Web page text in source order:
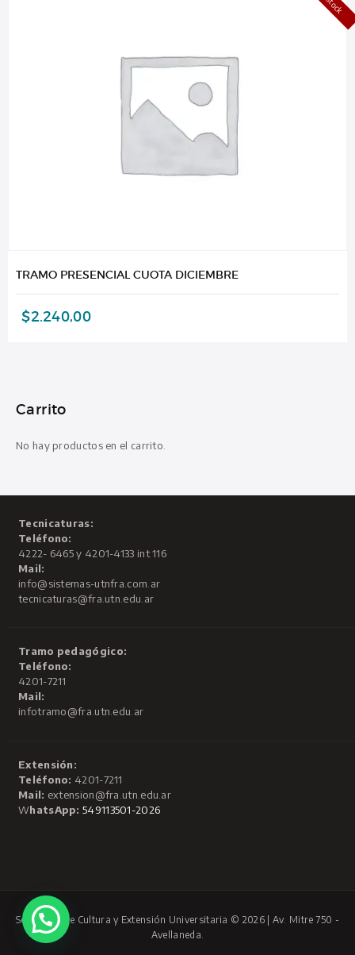
TRAMO PRESENCIAL CUOTA DICIEMBRE
$2.240,00
Carrito
No hay productos en el carrito.
Tecnicaturas:
Teléfono:
4222- 6465 y 4201-4133 int 116
Mail:
info@sistemas-utnfra.com.ar
tecnicaturas@fra.utn.edu.ar
Tramo pedagógico:
Teléfono:
4201-7211
Mail:
infotramo@fra.utn.edu.ar
Extensión:
Teléfono: 4201-7211
Mail: extension@fra.utn.edu.ar
WhatsApp: 549113501-2026
Secretaría de Cultura y Extensión Universitaria © 2026 | Av. Mitre 750 -
Avellaneda.